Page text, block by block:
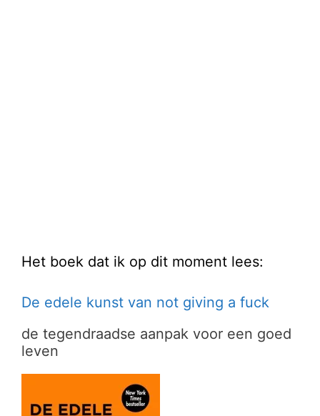
Het boek dat ik op dit moment lees:
De edele kunst van not giving a fuck
de tegendraadse aanpak voor een goed
leven